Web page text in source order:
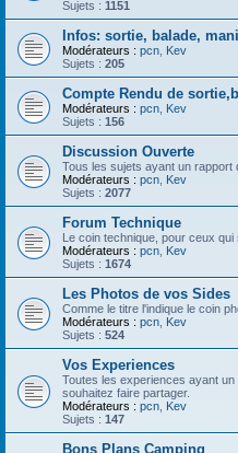
Sujets : 1151
Infos: sortie, balade,
Modérateurs : pcn Kev
Sujets : 205
Compte Rendu de
Modérateurs : pcn Kev
Sujets : 156
Discussion Ouverte
Tous les sujets ayant un rapport
Modérateurs : pcn Kev
Sujets : 2077
Forum Technique
Le coin technique, pour ceux
Modérateurs : pcn Kev
Sujets : 1674
Les Photos de vos Sides
Comme le titre l'indique le coin
Modérateurs : pcn Kev
Sujets : 524
Vos Experiences
Toutes les experiences ayant
souhaitez faire partager.
Modérateurs : pcn Kev
Sujets : 147
Bons Plans Camping